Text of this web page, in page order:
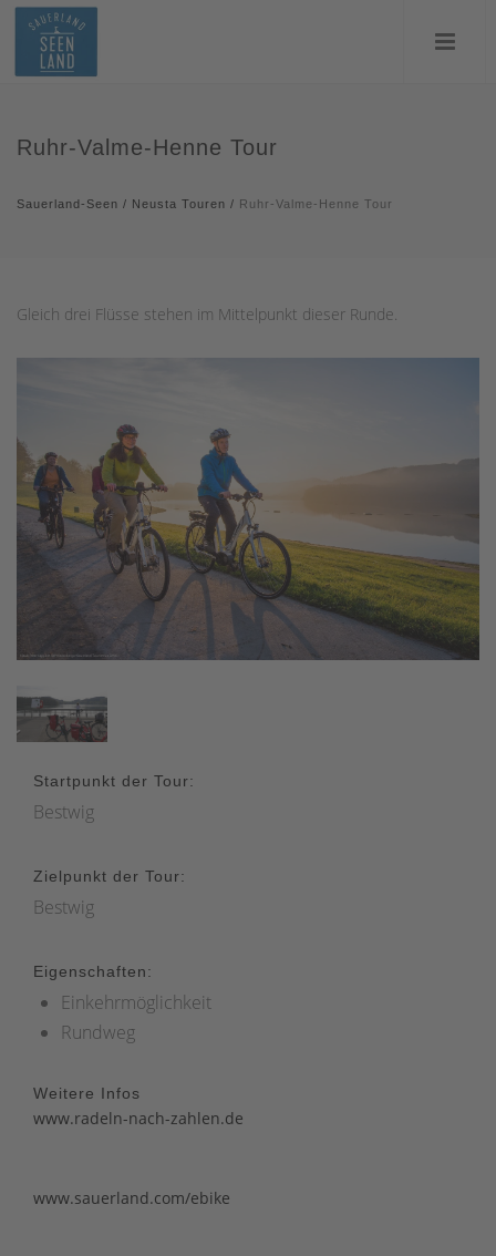
Ruhr-Valme-Henne Tour
Sauerland-Seen / Neusta Touren / Ruhr-Valme-Henne Tour
Gleich drei Flüsse stehen im Mittelpunkt dieser Runde.
Startpunkt der Tour:
Bestwig
Zielpunkt der Tour:
Bestwig
Eigenschaften:
Einkehrmöglichkeit
Rundweg
Weitere Infos
www.radeln-nach-zahlen.de
www.sauerland.com/ebike